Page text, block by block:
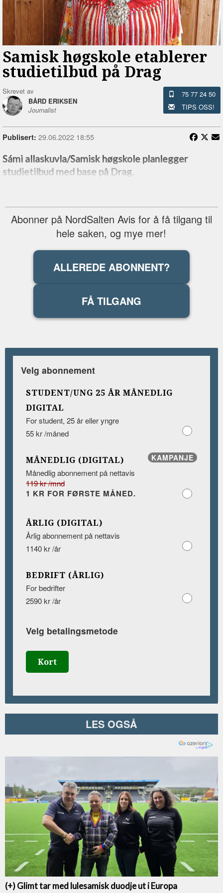
Samisk høgskole etablerer
studietilbud på Drag
Skrevet av
BÅRD ERIKSEN
Journalist
75 77 24 50
TIPS OSS!
Publisert: 29.06.2022 18:55
Sámi allaskuvla/Samisk høgskole planlegger
studietilbud med base på Drag.
Abonner på NordSalten Avis for å få tilgang til
hele saken, og mye mer!
ALLEREDE ABONNENT?
FÅ TILGANG
Velg abonnement
STUDENT/UNG 25 ÅR MÅNEDLIG
DIGITAL
For student, 25 år eller yngre
55 kr /måned
KAMPANJE
MÅNEDLIG (DIGITAL)
Månedlig abonnement på nettavis
119 kr /mnd
1 KR FOR FØRSTE MÅNED.
ÅRLIG (DIGITAL)
Årlig abonnement på nettavis
1140 kr /år
BEDRIFT (ÅRLIG)
For bedrifter
2590 kr /år
Velg betalingsmetode
Kort
LES OGSÅ